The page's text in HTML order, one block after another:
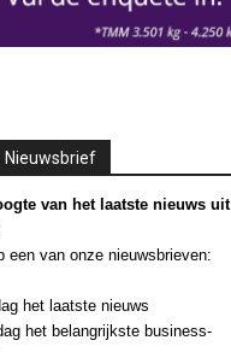
Nieuwsbrief
van het laatste nieuws uit
een van onze nieuwsbrieven:
het laatste nieuws
het belangrijkste business-